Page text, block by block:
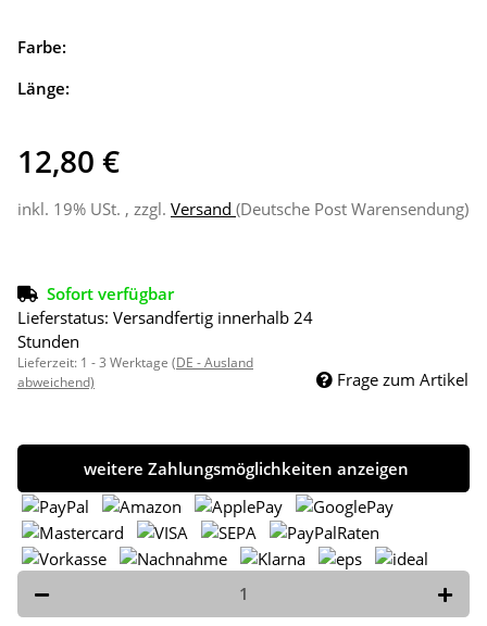
Farbe:
Länge:
12,80 €
inkl. 19% USt. , zzgl. Versand (Deutsche Post Warensendung)
Sofort verfügbar
Lieferstatus: Versandfertig innerhalb 24
Stunden
Lieferzeit: 1 - 3 Werktage (DE - Ausland
abweichend)
Frage zum Artikel
weitere Zahlungsmöglichkeiten anzeigen